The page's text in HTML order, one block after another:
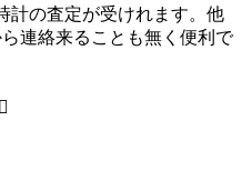
計の査定が受けれます。他
連絡来ることも無く便利で